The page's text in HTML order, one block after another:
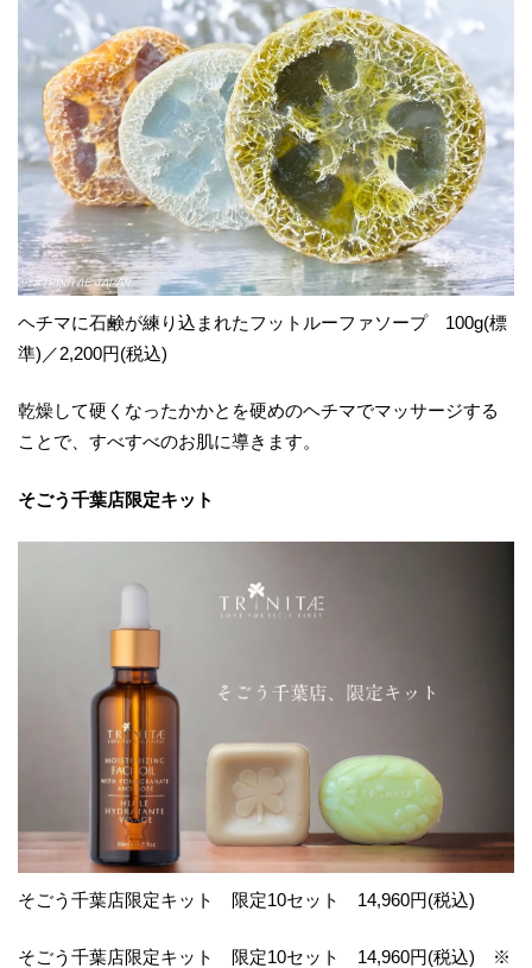
ヘチマに石鹸が練り込まれたフットルーファソープ 100g(標
準)／2,200円(税込)
乾燥して硬くなったかかとを硬めのヘチマでマッサージする
ことで、すべすべのお肌に導きます。
そごう千葉店限定キット
そごう千葉店限定キット 限定10セット 14,960円(税込)
そごう千葉店限定キット 限定10セット 14,960円(税込) ※